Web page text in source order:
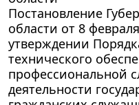
Постановление
области от 8
утверждении
технического
профессиональной
деятельности